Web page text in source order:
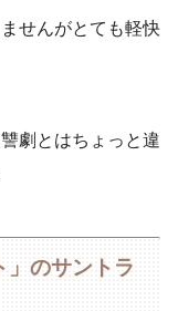
せんがとても軽快
劇とはちょっと違
」のサントラ